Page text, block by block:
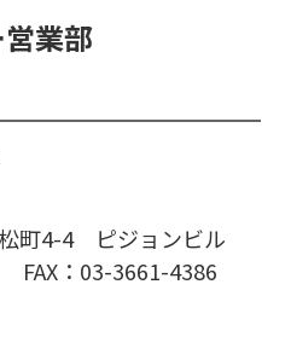
業部
町4-4 ピジョンビル
：03-3661-4386